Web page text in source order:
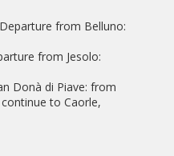
from Belluno:
from Jesolo:
Donà di Piave: from
to Caorle,